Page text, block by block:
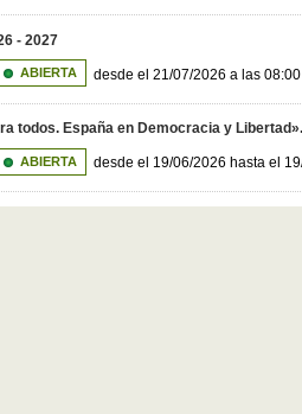
- 2027
ABIERTA desde el 21/07/2026 a las
todos. España en Democracia y
ABIERTA desde el 19/06/2026 hasta el